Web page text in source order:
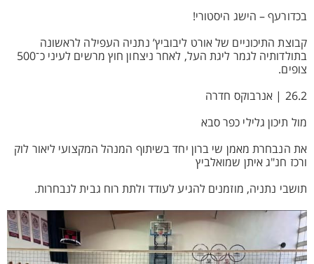
בכדורעף – הישג היסטורי!
קבוצת התיכוניים של אורט ליבוביץ’ נתניה העפילה לראשונה
בתולדותיה לגמר ליגת העל, לאחר ניצחון חוץ מרשים לעיני כ־500
צופים.
26.2 | אנרבוקס חדרה
מול תיכון גלילי כפר סבא
את הנבחרת מאמן שי ברון יחד בשיתוף המנהל המקצועי ליאור לוק
ורכז חנ"ג איתן שמואלביץ
תושבי נתניה, מוזמנים להגיע לעודד ולתת רוח גבית לנבחרות.